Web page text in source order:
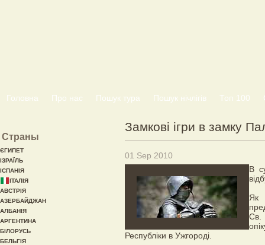
Головна Про нас Пошук тура Пошук нічлігів Топ 100
Замкові ігри в замку
01 Sep 2010
В
Як
Св.
Республіки в Ужгороді.
Страны
ЄГИПЕТ
ІЗРАЇЛЬ
ІСПАНІЯ
ІТАЛІЯ
АВСТРІЯ
АЗЕРБАЙДЖАН
АЛБАНІЯ
АРГЕНТИНА
БІЛОРУСЬ
БЕЛЬГІЯ